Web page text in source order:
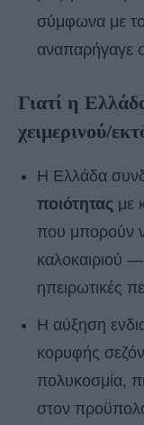
σύμφωνα με
αναπαρήγαγε
Γιατί η
χειμερινού/
Η Ελλάδα
ποιότητας με
που μπορούν
καλοκαιριού
ηπειρωτικές
Η αύξηση
κορυφής
πολυκοσμία,
στον